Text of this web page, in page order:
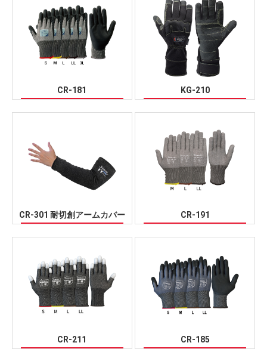
CR-181 KG-210
CR-301 耐切創アームカバー CR-191
CR-211 CR-185